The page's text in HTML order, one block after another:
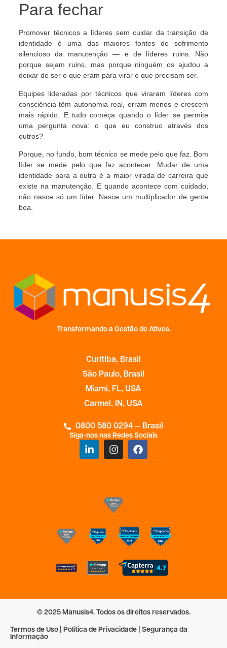
Para fechar
Promover técnicos a líderes sem cuidar da transição de
identidade é uma das maiores fontes de sofrimento
silencioso da manutenção — e de líderes ruins. Não
porque sejam ruins, mas porque ninguém os ajudou a
deixar de ser o que eram para virar o que precisam ser.
Equipes lideradas por técnicos que viraram líderes com
consciência têm autonomia real, erram menos e crescem
mais rápido. E tudo começa quando o líder se permite
uma pergunta nova: o que eu construo através dos
outros?
Porque, no fundo, bom técnico se mede pelo que faz. Bom
líder se mede pelo que faz acontecer. Mudar de uma
identidade para a outra é a maior virada de carreira que
existe na manutenção. E quando acontece com cuidado,
não nasce só um líder. Nasce um multiplicador de gente
boa.
Transformando a Gestão de Ativos.
Curitiba, Brasil
São Paulo, Brasil
Miami, FL, USA
Carmel, IN, USA
0800 580 0294 — Brasil
Siga-nos nas Redes Sociais
© 2025 Manusis4. Todos os direitos reservados.
Termos de Uso | Política de Privacidade | Segurança da
Informação